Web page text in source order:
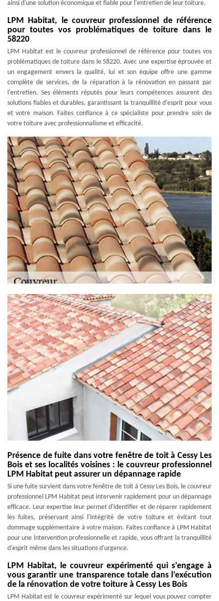
ainsi d'une solution économique et fiable pour l'entretien de leur toiture.
LPM Habitat, le couvreur professionnel de référence
pour toutes vos problématiques de toiture dans le
58220
LPM Habitat est le couvreur professionnel de référence pour toutes vos
problématiques de toiture dans le 58220. Avec une expertise éprouvée et
un engagement envers la qualité, lui et son équipe offre une gamme
complète de services, de la réparation à la rénovation en passant par
l'entretien. Ses éléments réputés pour leurs compétences assurent des
solutions fiables et durables, garantissant la tranquillité d'esprit pour vous
et votre maison. Faites confiance à ce spécialiste pour prendre soin de
votre toiture avec professionnalisme et efficacité.
Présence de fuite dans votre fenêtre de toit à Cessy Les
Bois et ses localités voisines : le couvreur professionnel
LPM Habitat peut assurer un dépannage rapide
Si une fuite survient dans votre fenêtre de toit à Cessy Les Bois, le couvreur
professionnel LPM Habitat peut intervenir rapidement pour un dépannage
efficace. Leur expertise leur permet d'identifier et de réparer rapidement
les fuites, préservant ainsi l'intégrité de votre toiture et évitant tout
dommage supplémentaire à votre maison. Faites confiance à LPM Habitat
pour une intervention professionnelle et rapide, vous offrant la tranquillité
d'esprit même dans les situations d'urgence.
LPM Habitat, le couvreur expérimenté qui s’engage à
vous garantir une transparence totale dans l’exécution
de la rénovation de votre toiture à Cessy Les Bois
LPM Habitat est le couvreur expérimenté sur lequel vous pouvez compter